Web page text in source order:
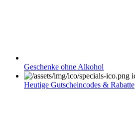
Geschenke ohne Alkohol
Heutige Gutscheincodes & Rabatte